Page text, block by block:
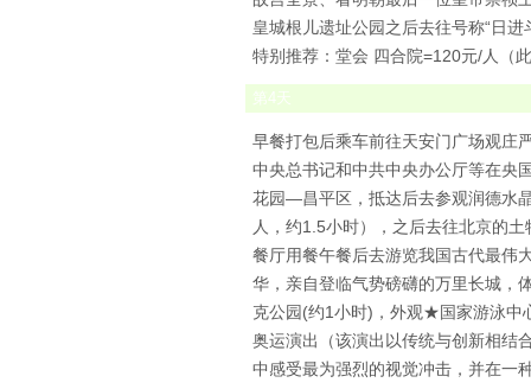
皇城根儿遗址公园之后去往号称“日
特别推荐：堂会 四合院=120元/人（
第4天
早餐打包后乘车前往天安门广场观庄
中央总书记和中共中央办公厅等在
花园—昌平区，抵达后去参观润德水
人，约1.5小时），之后去往北京的
餐厅用餐午餐后去游览我国古代最伟
华，亲自登临气势磅礴的万里长城，
克公园(约1小时)，外观★国家游泳中
奥运演出（该演出以传统与创新相结
中感受最为强烈的视觉冲击，并在一